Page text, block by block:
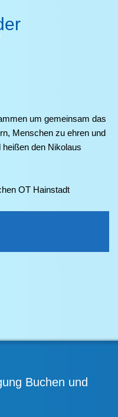
um gemeinsam das
Menschen zu ehren und
den Nikolaus
OT Hainstadt
Buchen und